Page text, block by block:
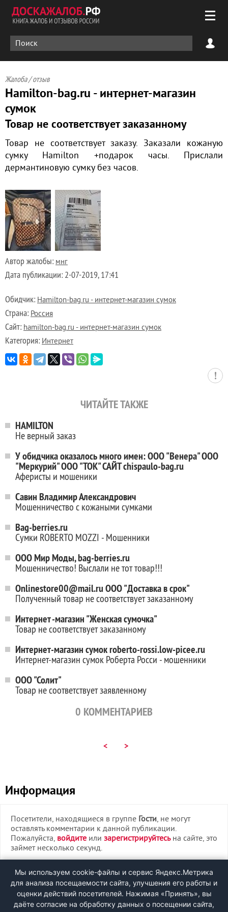
Жалоба / отзыв
Hamilton-bag.ru - интернет-магазин
сумок
Товар не соответствует заказанному
Товар не соответствует заказу. Заказали кожаную
сумку Hamilton +подарок часы. Прислали
дермантиновую сумку без часов.
Автор жалобы: мнг
Дата публикации: 2-07-2019, 17:41
Обидчик: Hamilton-bag.ru - интернет-магазин сумок
Страна: Россия
Сайт: hamilton-bag.ru - интернет-магазин сумок
Категория: Интернет
ЧИТАЙТЕ ТАКЖЕ
HAMILTON
Не верный заказ
У обидчика оказалось много имен: ООО "Венера" ООО
"Меркурий" ООО "ТОК" САЙТ chispaulo-bag.ru
Аферисты и мошеники
Савин Владимир Александрович
Мошенничество с кожаными сумками
Bag-berries.ru
Сумки ROBERTO MOZZI - Мошенники
ООО Мир Моды, bag-berries.ru
Мошенничество! Выслали не тот товар!!!
Onlinestore00@mail.ru ООО "Доставка в срок"
Полученный товар не соответствует заказанному
Интернет -магазин "Женская сумочка"
Товар не соответствует заказанному
Интернет-магазин сумок roberto-rossi.low-picee.ru
Интернет-магазин сумок Роберта Росси - мошенники
ООО "Солит"
Товар не соответствует заявленному
0 КОММЕНТАРИЕВ
< >
Информация
Посетители, находящиеся в группе Гости, не могут
оставлять комментарии к данной публикации.
Пожалуйста, войдите или зарегистрируйтесьна сайте, это
займет несколько секунд.
ВХОД
РЕГИСТРАЦИЯ
Мы используем cookie-файлы и сервис Яндекс.Метрика
для анализа посещаемости сайта, улучшения его работы и
оценки действий посетителей. Нажимая «Принять», вы
даёте согласие на обработку данных о посещении сайта,